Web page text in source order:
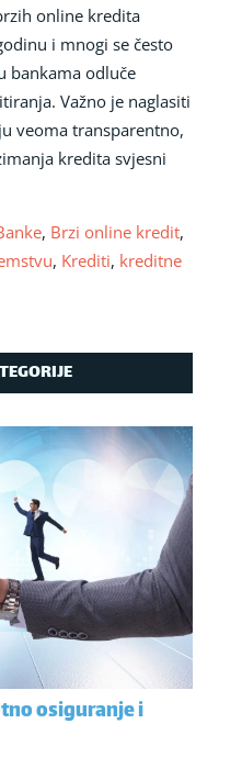
online kredita
i mnogi se često
bankama odluče
Važno je naglasiti
veoma transparentno,
kredita svjesni
, Brzi online kredit,
, Krediti, kreditne
osiguranje i